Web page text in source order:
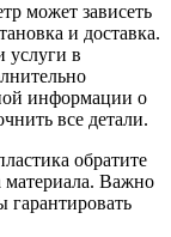
может зависеть
и доставка.
услуги в
информации о
все детали.
обратите
материала. Важно
гарантировать